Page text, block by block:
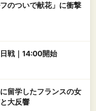
のついで献花」に衝撃
戦｜14:00開始
留学したフランスの女
大反響